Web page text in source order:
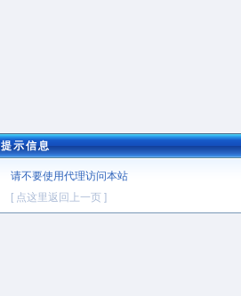
提示信息
请不要使用代理访问本站
[ 点这里返回上一页 ]